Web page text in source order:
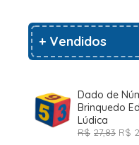
+ Vendidos
Dado de
Brinquedo
Lúdica
R$ 27,83 O
R$